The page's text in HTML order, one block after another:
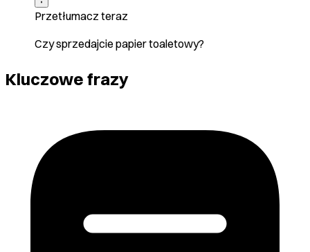
Przetłumacz teraz
Czy sprzedajcie papier toaletowy?
Kluczowe frazy